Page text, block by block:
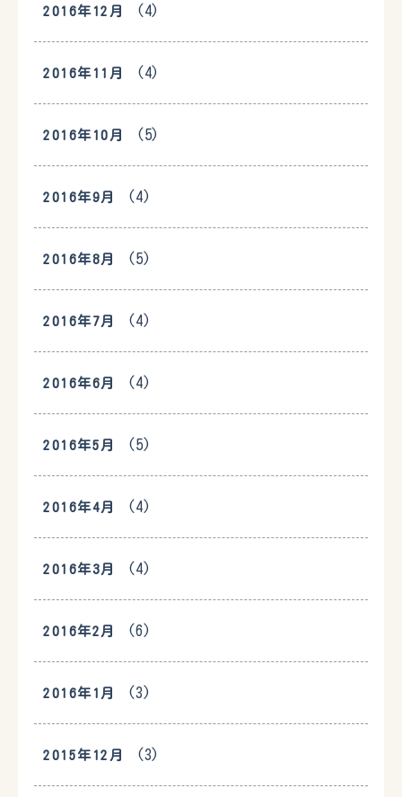
2016年12月 (4)
2016年11月 (4)
2016年10月 (5)
2016年9月 (4)
2016年8月 (5)
2016年7月 (4)
2016年6月 (4)
2016年5月 (5)
2016年4月 (4)
2016年3月 (4)
2016年2月 (6)
2016年1月 (3)
2015年12月 (3)